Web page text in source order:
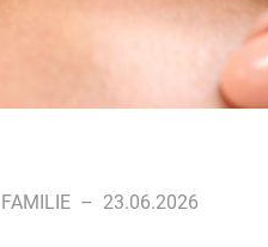
FAMILIE – 23.06.2026